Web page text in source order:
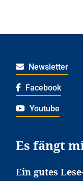
Newsletter
Facebook
Youtube
Es fängt
Ein gutes